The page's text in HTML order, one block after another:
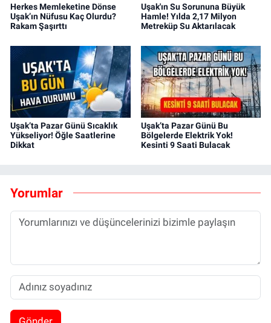
Herkes Memleketine Dönse
Uşak’ın Nüfusu Kaç Olurdu?
Rakam Şaşırttı
Uşak'ın Su Sorununa Büyük
Hamle! Yılda 2,17 Milyon
Metreküp Su Aktarılacak
Uşak’ta Pazar Günü Sıcaklık
Yükseliyor! Öğle Saatlerine
Dikkat
Uşak’ta Pazar Günü Bu
Bölgelerde Elektrik Yok!
Kesinti 9 Saati Bulacak
Yorumlar